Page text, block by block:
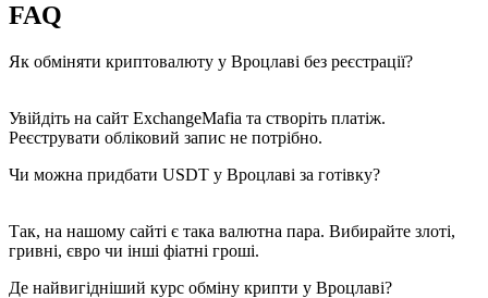
FAQ
Як обміняти криптовалюту у Вроцлаві без реєстрації?
Увійдіть на сайт ExchangeMafia та створіть платіж.
Реєструвати обліковий запис не потрібно.
Чи можна придбати USDT у Вроцлаві за готівку?
Так, на нашому сайті є така валютна пара. Вибирайте злоті,
гривні, євро чи інші фіатні гроші.
Де найвигідніший курс обміну крипти у Вроцлаві?